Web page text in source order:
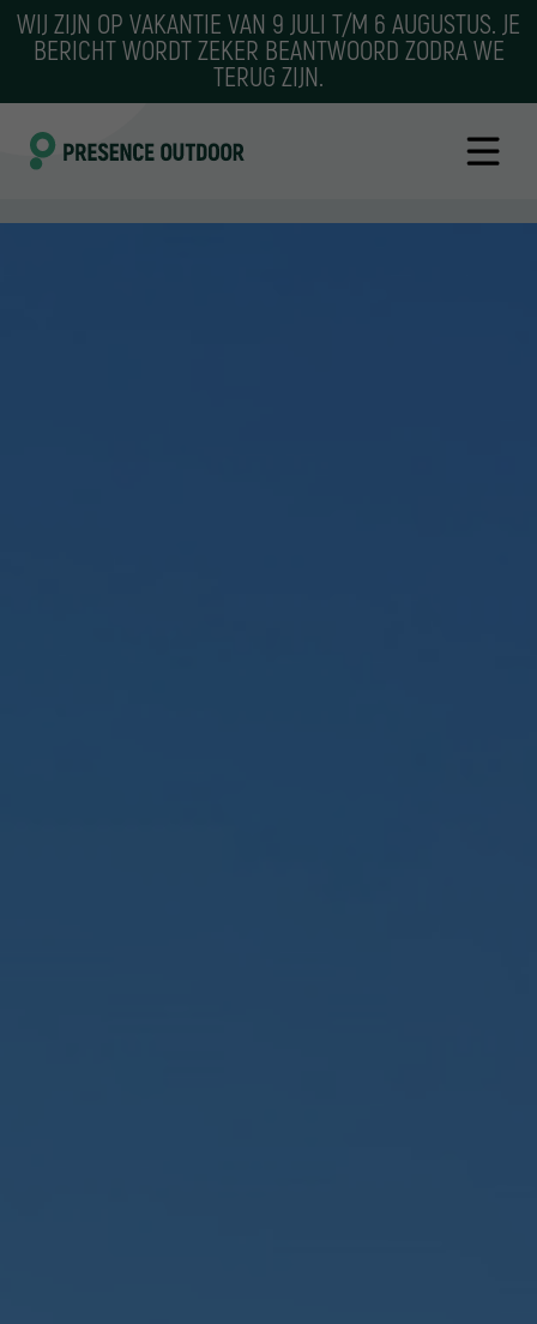
WIJ ZIJN OP VAKANTIE VAN 9 JULI T/M 6 AUGUSTUS. JE
BERICHT WORDT ZEKER BEANTWOORD ZODRA WE
TERUG ZIJN.